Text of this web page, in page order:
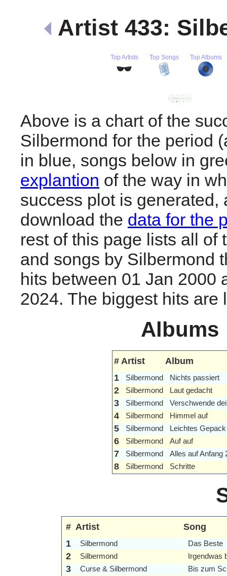
Artist 433:
Top Artists Top Songs Top Albums
Above is a chart of the
Silbermond for the period
in blue, songs below in
explantion of the way in
success plot is generated,
download the data for the
rest of this page lists all of
and songs by Silbermond
hits between 01 Jan 2000
2024. The biggest hits are
Albums
# Artist
Album
1
Silbermond Nichts passiert
2 Silbermond Laut gedacht
3 Silbermond Verschwende
4 Silbermond Himmel auf
5 Silbermond Leichtes Gepack
6 Silbermond Auf auf
7 Silbermond Alles auf Anfang
8 Silbermond Schritte
# Artist
Song
1
Silbermond Das Beste
2 Silbermond Irgendwas
3 Curse & Silbermond Bis zum